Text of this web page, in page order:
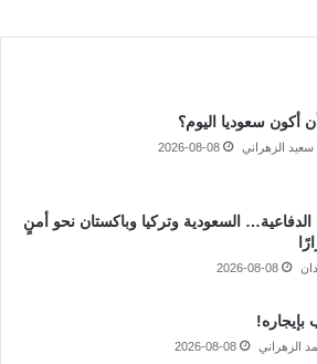
أكون سعوديا اليوم؟
سعيد الزهراني 2026-08-08
الدفاعية… السعودية وتركيا وباكستان نحو أمنٍ
2026-08-08
بإيجاره!
الزهراني 2026-08-08